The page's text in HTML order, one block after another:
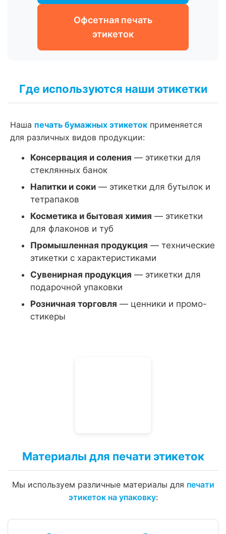
Офсетная печать
этикеток
Где используются наши этикетки
Наша печать бумажных этикеток применяется
для различных видов продукции:
Консервация и соления — этикетки для
стеклянных банок
Напитки и соки — этикетки для бутылок и
тетрапаков
Косметика и бытовая химия — этикетки
для флаконов и туб
Промышленная продукция — технические
этикетки с характеристиками
Сувенирная продукция — этикетки для
подарочной упаковки
Розничная торговля — ценники и промо-
стикеры
Материалы для печати этикеток
Мы используем различные материалы для печати
этикеток на упаковку: